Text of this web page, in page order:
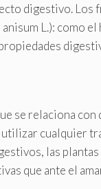
digestivo. Los
L.): como
se relaciona
cualquier
las
que ante el